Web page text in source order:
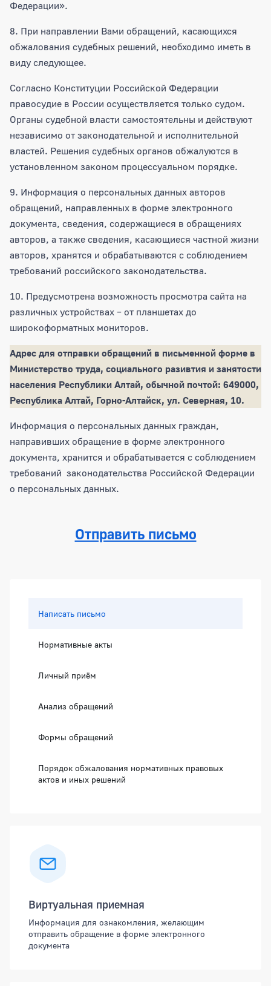
Федерации».
8. При направлении Вами обращений, касающихся
обжалования судебных решений, необходимо иметь в
виду следующее.
Согласно Конституции Российской Федерации
правосудие в России осуществляется только судом.
Органы судебной власти самостоятельны и действуют
независимо от законодательной и исполнительной
властей. Решения судебных органов обжалуются в
установленном законом процессуальном порядке.
9. Информация о персональных данных авторов
обращений, направленных в форме электронного
документа, сведения, содержащиеся в обращениях
авторов, а также сведения, касающиеся частной жизни
авторов, хранятся и обрабатываются с соблюдением
требований российского законодательства.
10. Предусмотрена возможность просмотра сайта на
различных устройствах – от планшетах до
широкоформатных мониторов.
Адрес для отправки обращений в письменной форме в
Министерство труда, социального разивтия и занятости
населения Республики Алтай, обычной почтой: 649000,
Республика Алтай, Горно-Алтайск, ул. Северная, 10.
Информация о персональных данных граждан,
направивших обращение в форме электронного
документа, хранится и обрабатывается с соблюдением
требований законодательства Российской Федерации
о персональных данных.
Отправить письмо
Написать письмо
Нормативные акты
Личный приём
Анализ обращений
Формы обращений
Порядок обжалования нормативных правовых
актов и иных решений
Виртуальная приемная
Информация для ознакомления, желающим
отправить обращение в форме электронного
документа